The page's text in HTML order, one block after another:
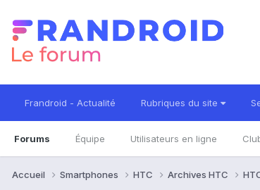
Frandroid - Actualité Rubriques du site
Forums Équipe Utilisateurs en ligne
Accueil Smartphones HTC Archives HTC